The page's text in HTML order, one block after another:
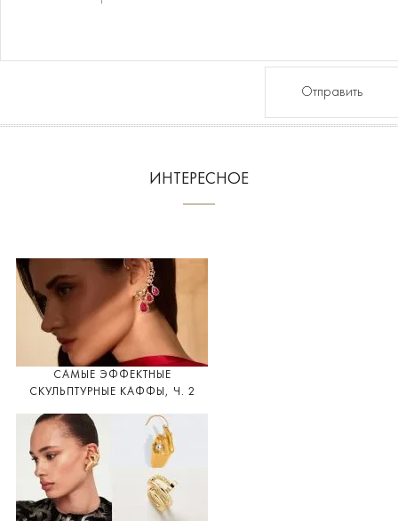
Отправить
ИНТЕРЕСНОЕ
САМЫЕ ЭФФЕКТНЫЕ
СКУЛЬПТУРНЫЕ КАФФЫ, Ч. 2